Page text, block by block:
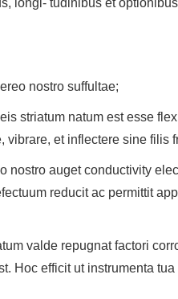
longi- tudinibus et
nostro suffultae;
striatum natum est esse
vibrare, et inflectere sine filis
auget conductivity
reducit ac permittit
valde repugnat factori
Hoc efficit ut instrumenta